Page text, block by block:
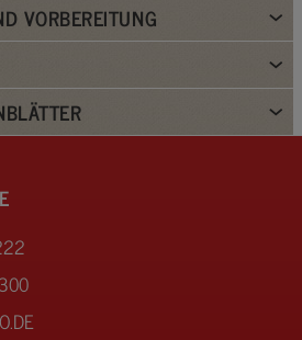
VORBEREITUNG